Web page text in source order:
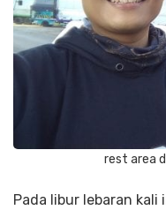
rest area
Pada libur lebaran kali